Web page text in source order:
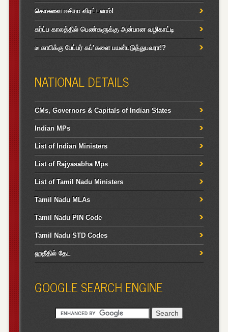
கொசுவை ஈசியா விரட்டலாம்!
கர்ப்ப காலத்தில் பெண்களுக்கு அன்பான வழிகாட்டி
டீ காபிக்கு பேப்பர் கப்’களை பயன்படுத்துபவரா!?
NATIONAL DETAILS
CMs, Governors & Capitals of Indian States
Indian MPs
List of Indian Ministers
List of Rajyasabha Mps
List of Tamil Nadu Ministers
Tamil Nadu MLAs
Tamil Nadu PIN Code
Tamil Nadu STD Codes
ஹதீதில் தேட
GOOGLE SEARCH ENGINE